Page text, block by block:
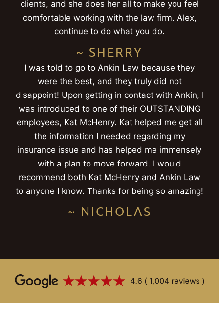
clients, and she does her all to make you feel
comfortable working with the law firm. Alex,
continue to do what you do.
~ SHERRY
I was told to go to Ankin Law because they
were the best, and they truly did not
disappoint! Upon getting in contact with Ankin, I
was introduced to one of their OUTSTANDING
employees, Kat McHenry. Kat helped me get all
the information I needed regarding my
insurance issue and has helped me immensely
with a plan to move forward. I would
recommend both Kat McHenry and Ankin Law
to anyone I know. Thanks for being so amazing!
~ NICHOLAS